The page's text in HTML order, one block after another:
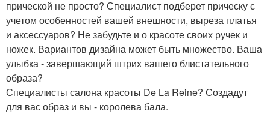
прической не просто? Специалист подберет прическу с
учетом особенностей вашей внешности, выреза платья
и аксессуаров? Не забудьте и о красоте своих ручек и
ножек. Вариантов дизайна может быть множество. Ваша
улыбка - завершающий штрих вашего блистательного
образа?
Специалисты салона красоты De La Reine? Создадут
для вас образ и вы - королева бала.